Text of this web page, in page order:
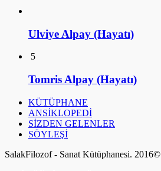
Ulviye Alpay (Hayatı)
5
Tomris Alpay (Hayatı)
KÜTÜPHANE
ANSİKLOPEDİ
SİZDEN GELENLER
SÖYLEŞİ
SalakFilozof - Sanat Kütüphanesi. 2016©